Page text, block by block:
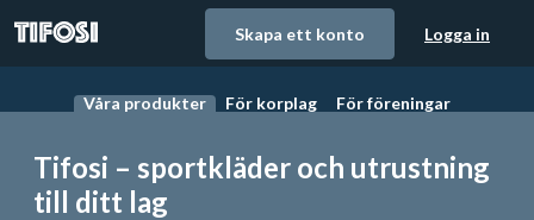
Skapa ett konto Logga in
Våra produkter
För korplag
För föreningar
Tifosi – sportkläder och utrustning
till ditt lag